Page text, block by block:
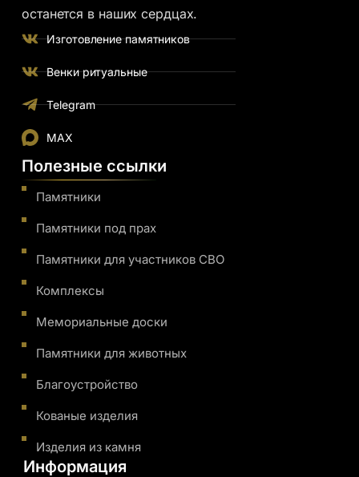
останется в наших сердцах.
Изготовление памятников
Венки ритуальные
Telegram
MAX
Полезные ссылки
Памятники
Памятники под прах
Памятники для участников СВО
Комплексы
Мемориальные доски
Памятники для животных
Благоустройство
Кованые изделия
Изделия из камня
Информация